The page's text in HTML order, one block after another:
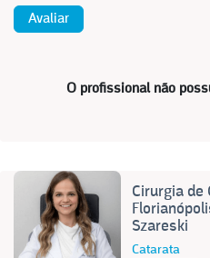
Avaliar
O profissional não
Cirurgia de
Szareski
Catarata